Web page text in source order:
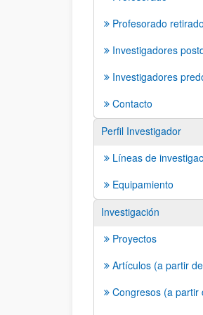
Profesorado retirado
Investigadores
Investigadores
Contacto
Perfil Investigador
Líneas de
Equipamiento
Investigación
Proyectos
Artículos (a partir
Congresos (a partir